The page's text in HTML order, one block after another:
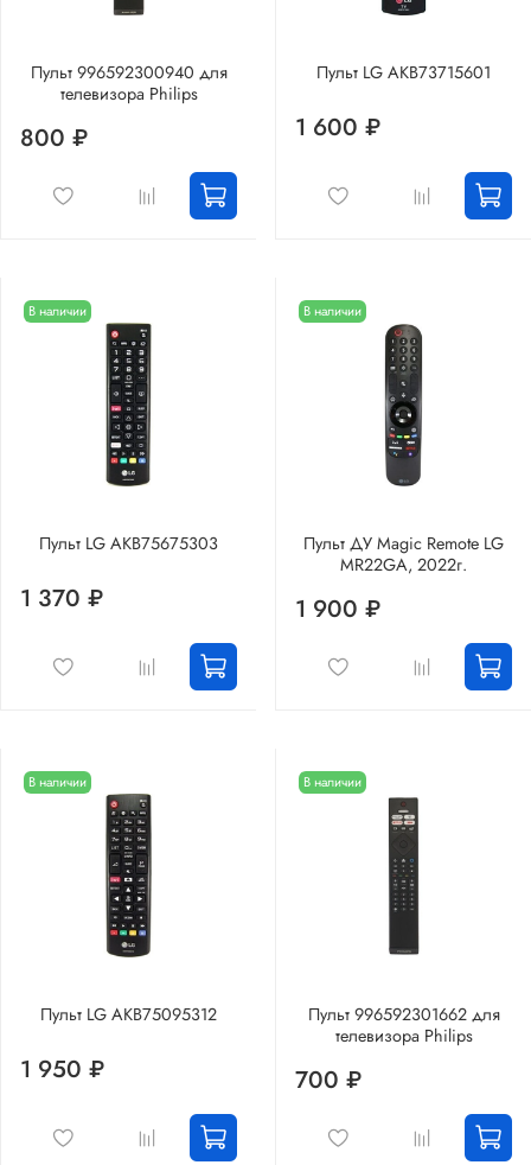
Пульт 996592300940 для
телевизора Philips
800 ₽
Пульт LG AKB73715601
1 600 ₽
В наличии
Пульт LG AKB75675303
1 370 ₽
В наличии
Пульт ДУ Magic Remote LG
MR22GA, 2022г.
1 900 ₽
В наличии
Пульт LG AKB75095312
1 950 ₽
В наличии
Пульт 996592301662 для
телевизора Philips
700 ₽